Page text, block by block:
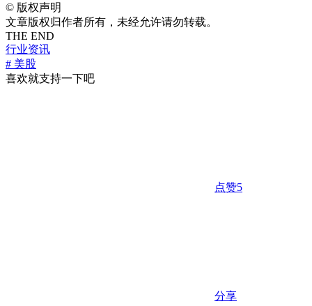
© 版权声明
文章版权归作者所有，未经允许请勿转载。
THE END
行业资讯
# 美股
喜欢就支持一下吧
点赞5
分享